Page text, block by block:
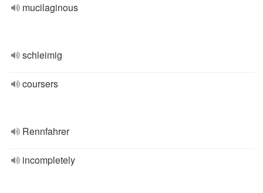
mucilaginous
schleimig
coursers
Rennfahrer
incompletely